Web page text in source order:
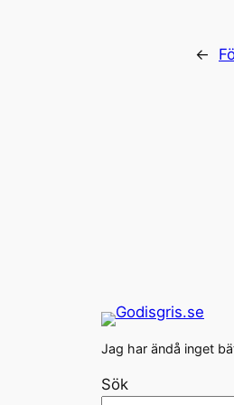
←
Jag har ändå inget
Sök